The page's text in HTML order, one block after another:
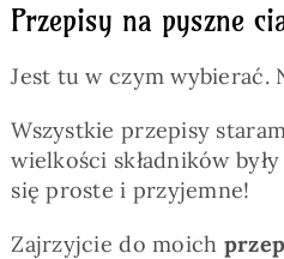
Przepisy na pyszne
Jest tu w czym wybierać.
Wszystkie przepisy
wielkości składników
się proste i przyjemne!
Zajrzyjcie do moich